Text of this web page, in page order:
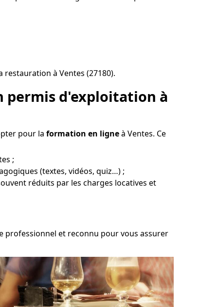
à Ventes (27180).
permis d'exploitation à
pour la formation en ligneà Ventes. Ce
;
(textes, vidéos, quiz…) ;
réduits par les charges locatives et
professionnel et reconnu pour vous assurer